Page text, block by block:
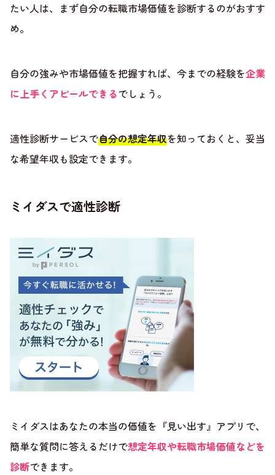
たい人は、まず自分の転職市場価値を診断するのがおすす
め。
自分の強みや市場価値を把握すれば、今までの経験を企業
に上手くアピールできるでしょう。
適性診断サービスで自分の想定年収を知っておくと、妥当
な希望年収も設定できます。
ミイダスで適性診断
ミイダスはあなたの本当の価値を『見い出す』アプリで、
簡単な質問に答えるだけで想定年収や転職市場価値などを
診断できます。